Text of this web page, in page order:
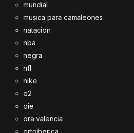
mundial
musica para camaleones
natacion
nba
negra
nfl
nike
o2
oie
ora valencia
ortoiberica